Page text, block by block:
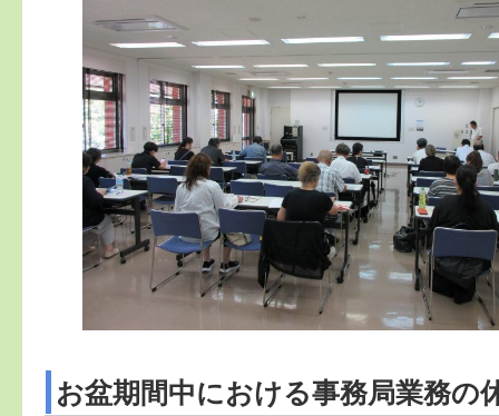
お盆期間中における事務局業務の